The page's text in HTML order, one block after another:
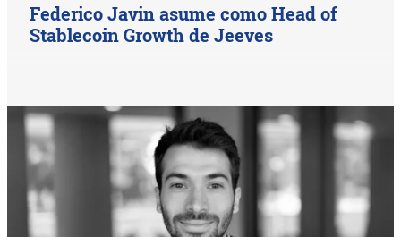
Federico Javin asume como Head of
Stablecoin Growth de Jeeves